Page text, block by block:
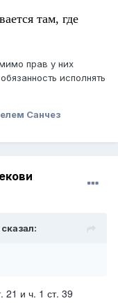
там, где
прав у них
исполнять
Санчез
сказал:
21 и ч. 1 ст. 39